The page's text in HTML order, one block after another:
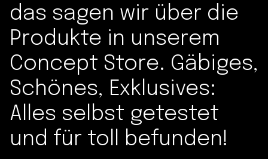
das sagen wir über die
Produkte in unserem
Concept Store. Gäbiges,
Schönes, Exklusives:
Alles selbst getestet
und für toll befunden!